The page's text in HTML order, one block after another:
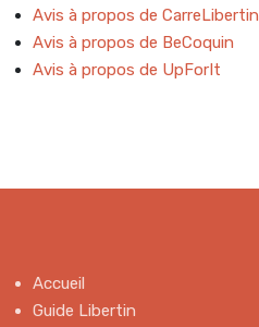
Avis à propos de CarreLibertin
Avis à propos de BeCoquin
Avis à propos de UpForIt
Accueil
Guide Libertin